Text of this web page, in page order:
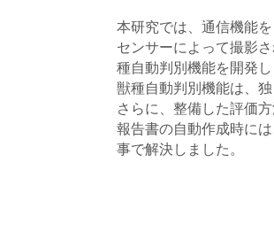
本研究では、通信機能
センサーによって撮影
種自動判別機能を開発し
獣種自動判別機能は、
さらに、整備した評価
報告書の自動作成時に
事で解決しました。